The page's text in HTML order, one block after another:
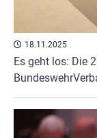
18.11.2025
Es geht los: Die